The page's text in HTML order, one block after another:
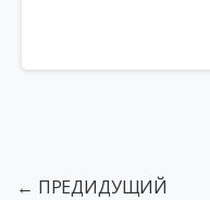
← ПРЕДИДУЩИЙ